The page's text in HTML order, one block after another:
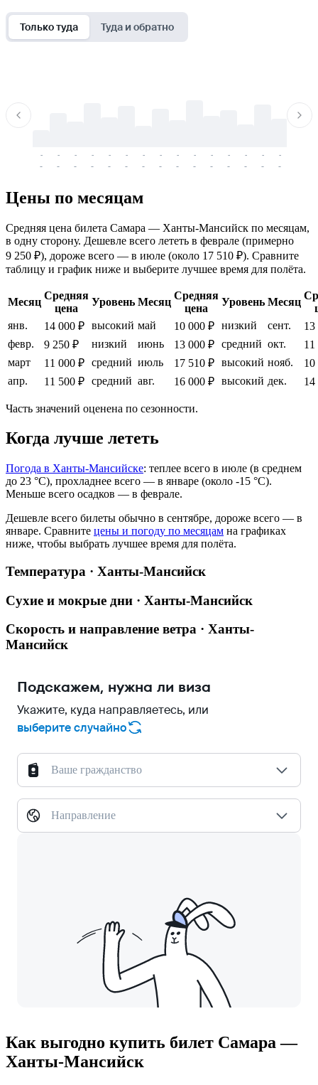
Только туда Туда и обратно
-
-
-
-
-
-
-
-
-
-
-
-
-
-
-
-
-
-
-
-
-
-
-
-
-
-
-
-
-
-
Цены по месяцам
Средняя цена билета Самара — Ханты-Мансийск по месяцам,
в одну сторону. Дешевле всего лететь в феврале (примерно
9 250 ₽), дороже всего — в июле (около 17 510 ₽). Сравните
таблицу и график ниже и выберите лучшее время для полёта.
Месяц
Средняя
цена
Уровень Месяц
Средняя
цена
Уровень Месяц
янв.
14 000 ₽ высокий май 10 000 ₽ низкий сент.
13
февр.
9 250 ₽ низкий июнь 13 000 ₽ средний окт.
11
март
11 000 ₽ средний июль 17 510 ₽ высокий нояб.
10
апр.
11 500 ₽ средний авг. 16 000 ₽ высокий дек. 14
Часть значений оценена по сезонности.
Когда лучше лететь
Погода в Ханты-Мансийске: теплее всего в июле (в среднем
до 23 °C), прохладнее всего — в январе (около -15 °C).
Меньше всего осадков — в феврале.
Дешевле всего билеты обычно в сентябре, дороже всего — в
январе. Сравните цены и погоду по месяцам на графиках
ниже, чтобы выбрать лучшее время для полёта.
Температура · Ханты-Мансийск
Сухие и мокрые дни · Ханты-Мансийск
Скорость и направление ветра · Ханты-
Мансийск
Подскажем, нужна ли виза
Укажите, куда направляетесь, или
выберите случайно
Ваше гражданство
Направление
Как выгодно купить билет Самара —
Ханты-Мансийск